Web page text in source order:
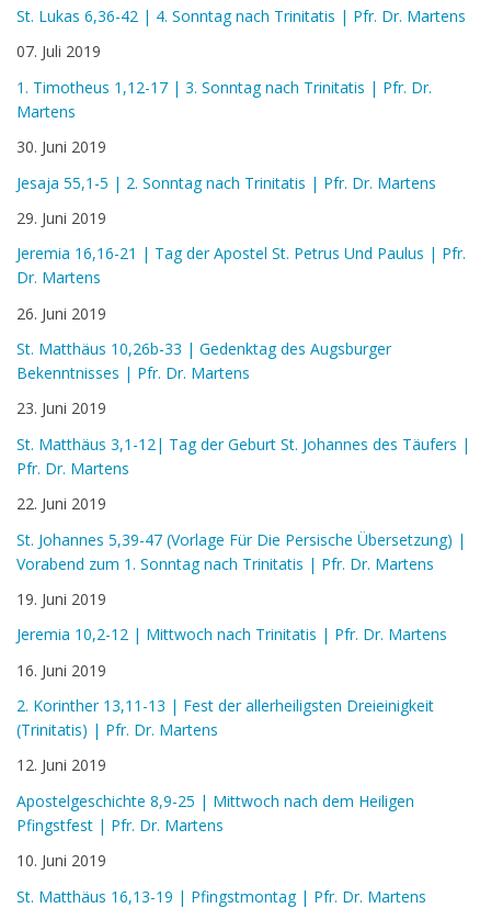
St. Lukas 6,36-42 | 4. Sonntag nach Trinitatis | Pfr. Dr. Martens
07. Juli 2019
1. Timotheus 1,12-17 | 3. Sonntag nach Trinitatis | Pfr. Dr.
Martens
30. Juni 2019
Jesaja 55,1-5 | 2. Sonntag nach Trinitatis | Pfr. Dr. Martens
29. Juni 2019
Jeremia 16,16-21 | Tag der Apostel St. Petrus Und Paulus | Pfr.
Dr. Martens
26. Juni 2019
St. Matthäus 10,26b-33 | Gedenktag des Augsburger
Bekenntnisses | Pfr. Dr. Martens
23. Juni 2019
St. Matthäus 3,1-12| Tag der Geburt St. Johannes des Täufers |
Pfr. Dr. Martens
22. Juni 2019
St. Johannes 5,39-47 (Vorlage Für Die Persische Übersetzung) |
Vorabend zum 1. Sonntag nach Trinitatis | Pfr. Dr. Martens
19. Juni 2019
Jeremia 10,2-12 | Mittwoch nach Trinitatis | Pfr. Dr. Martens
16. Juni 2019
2. Korinther 13,11-13 | Fest der allerheiligsten Dreieinigkeit
(Trinitatis) | Pfr. Dr. Martens
12. Juni 2019
Apostelgeschichte 8,9-25 | Mittwoch nach dem Heiligen
Pfingstfest | Pfr. Dr. Martens
10. Juni 2019
St. Matthäus 16,13-19 | Pfingstmontag | Pfr. Dr. Martens